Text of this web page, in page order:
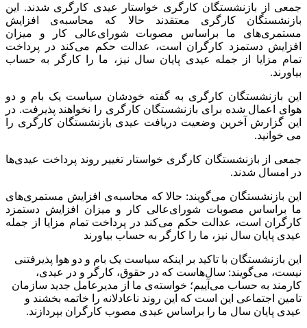
جمعی از بازنشستگان کارگری خواستار عیدی کارگری شدند. این
بازنشستگان کارگری معتقدند حالا که محاسبه‌ی افزایش
مستمری‌های ما براساس مصوبات شورای‌عالی کار و میزان
افزایش دستمزد کارگران است، عدالت حکم می‌کند در پرداخت
تمام مزایا از جمله عیدی پایان سال نیز، ما را کارگر به حساب
بیاورند.
این بازنشستگان کارگری به گفته خودشان سیاست یک بام و دو
هوای اعمال شده برای بازنشستگان کارگری را نخواهند پذیرفت. در
این گزارش آخرین وضعیت دریافت عیدی بازنشستگان کارگری را
می خوانید.
جمعی از بازنشستگان کارگری خواستار تغییر روند پرداخت عیدی‌ها
در امسال شدند.
این بازنشستگان می‌گویند: حالا که محاسبه‌ی افزایش مستمری‌های
ما براساس مصوبات شورای‌عالی کار و میزان افزایش دستمزد
کارگران است، عدالت حکم می‌کند در پرداخت تمام مزایا از جمله
عیدی پایان سال نیز، ما را کارگر به حساب بیاورند
این بازنشستگان با تاکید بر اینکه سیاست یک بام و دو هوا پذیرفتنی
نیست، می‌گویند: سال‌هاست که در حقوق، کارگر و در عیدی،
کارمند به حساب می‌آییم؛ خواسته‌ی ما از مدیرعامل جدید سازمان
تامین اجتماعی این است که این روند ناعادلانه را خاتمه بخشند و
عیدی پایان سال ما را براساس عیدی مصوب کارگران بپردازند.